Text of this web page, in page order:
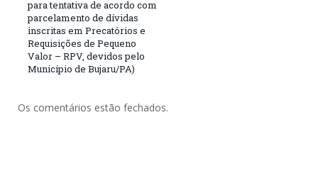
para tentativa de acordo com
parcelamento de dívidas
inscritas em Precatórios e
Requisições de Pequeno
Valor – RPV, devidos pelo
Município de Bujaru/PA)
Os comentários estão fechados.